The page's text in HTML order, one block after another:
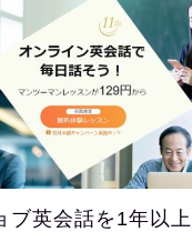
ブ英会話を1年以上